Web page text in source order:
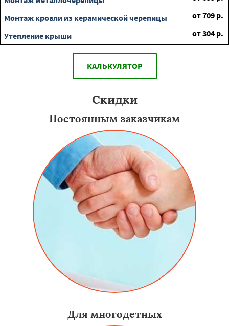
Монтаж кровли из керамической черепицы
от709 р.
Утепление крыши
от304 р.
КАЛЬКУЛЯТОР
Скидки
Постоянным заказчикам
Для многодетных